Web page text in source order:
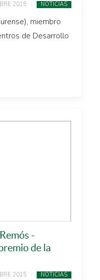
2015 NOTICIAS
miembro
de Desarrollo
-
de la
2015 NOTICIAS